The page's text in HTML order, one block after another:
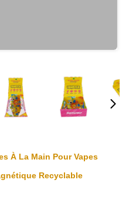
À La Main Pour Vapes
Recyclable